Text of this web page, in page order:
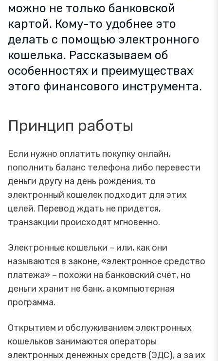
можно не только банковской
картой. Кому-то удобнее это
делать с помощью электронного
кошелька. Рассказываем об
особенностях и преимуществах
этого финансового инструмента.
Принцип работы
Если нужно оплатить покупку онлайн,
пополнить баланс телефона либо перевести
деньги другу на день рождения, то
электронный кошелек подходит для этих
целей. Перевод ждать не придется,
транзакции происходят мгновенно.
Электронные кошельки – или, как они
называются в законе, «электронное средство
платежа» – похожи на банковский счет, но
деньги хранит не банк, а компьютерная
программа.
Открытием и обслуживанием электронных
кошельков занимаются операторы
электронных денежных средств (ЭДС), а за их